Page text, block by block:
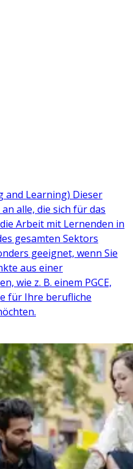
and Learning) Dieser
alle, die sich für das
Arbeit mit Lernenden in
gesamten Sektors
geeignet, wenn Sie
aus einer
wie z. B. einem PGCE,
für Ihre berufliche